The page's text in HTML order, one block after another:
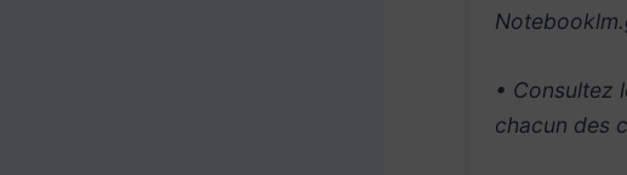
• Consultez
chacun des